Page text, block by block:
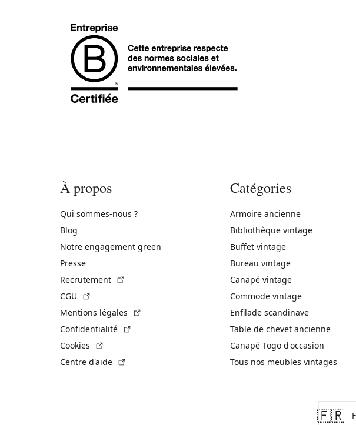
À propos
Qui sommes-nous ?
Blog
Notre engagement green
Presse
Recrutement
CGU
Mentions légales
Confidentialité
Cookies
Centre d'aide
Catégories
Armoire ancienne
Bibliothèque vintage
Buffet vintage
Bureau vintage
Canapé vintage
Commode vintage
Enfilade scandinave
Table de chevet ancienne
Canapé Togo d'occasion
Tous nos meubles vintages
🇫🇷